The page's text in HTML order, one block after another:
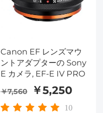
Canon EF レンズマウ
ントアダプターの Sony
E カメラ, EF-E IV PRO
￥7,560 ￥5,250
10